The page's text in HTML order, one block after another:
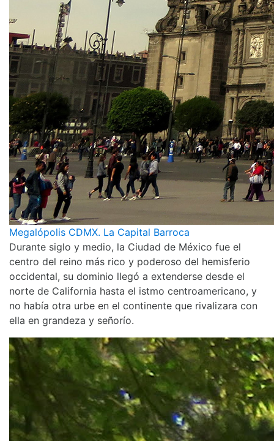
Megalópolis CDMX. La Capital Barroca
Durante siglo y medio, la Ciudad de México fue el
centro del reino más rico y poderoso del hemisferio
occidental, su dominio llegó a extenderse desde el
norte de California hasta el istmo centroamericano, y
no había otra urbe en el continente que rivalizara con
ella en grandeza y señorío.